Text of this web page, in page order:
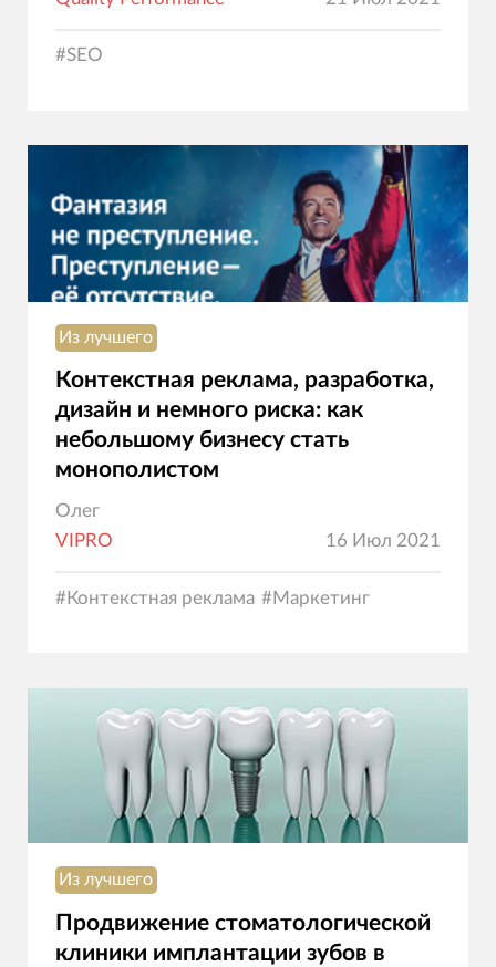
#SEO
Из лучшего
Контекстная реклама, разработка,
дизайн и немного риска: как
небольшому бизнесу стать
монополистом
Олег
VIPRO
16 Июл 2021
#Контекстная реклама #Маркетинг
Из лучшего
Продвижение стоматологической
клиники имплантации зубов в